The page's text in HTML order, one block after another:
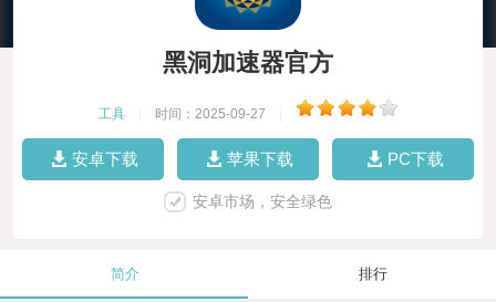
黑洞加速器官方
工具 时间：2025-09-27
安卓下载 苹果下载 PC下载
安卓市场，安全绿色
简介 排行